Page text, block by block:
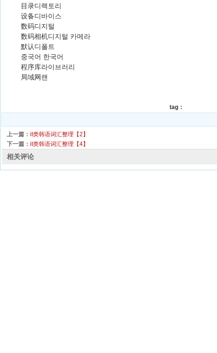
目录디렉토리
设备디바이스
数码디지털
数码相机디지털 카메라
默认디폴트
중국어 한국어
程序库라이브러리
局域网랜
tag：
上一篇： it类韩语词汇整理【2】
下一篇： it类韩语词汇整理【4】
相关评论